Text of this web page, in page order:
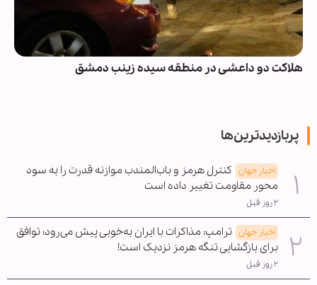
هلاکت دو داعشی در منطقه سیده زینب دمشق
پربازدیدترین‌ها
اخبار جهان کنترل هرمز و باب‌المندب موازنه قدرت را به سود
محور مقاومت تغییر داده است
۲ روز قبل
اخبار جهان ترامپ: مذاکرات با ایران به‌خوبی پیش می‌رود؛ توافق
برای بازگشایی تنگه هرمز نزدیک است!
۲ روز قبل